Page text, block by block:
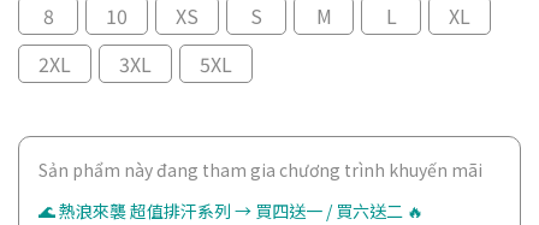
8
10 XS S M L
XL
2XL
3XL 5XL
Sản phẩm này đang tham gia chương trình khuyến mãi
🌊 熱浪來襲 超值排汗系列 → 買四送一 / 買六送二 🔥